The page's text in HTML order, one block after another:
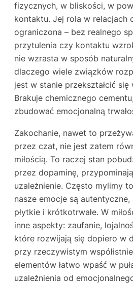
fizycznych, w bliskości, w
kontaktu. Jej rola w relacjach
ograniczona – bez realnego
przytulenia czy kontaktu
nie wzrasta w sposób
dlaczego wiele związków
jest w stanie przekształcić się
Brakuje chemicznego
zbudować emocjonalną
Zakochanie, nawet to
przez czat, nie jest zatem
miłością. To raczej stan
przez dopaminę,
uzależnienie. Często mylimy
nasze emocje są autentyczne,
płytkie i krótkotrwałe. W
inne aspekty: zaufanie,
które rozwijają się dopiero w
przy rzeczywistym
elementów łatwo wpaść w
uzależnienia od